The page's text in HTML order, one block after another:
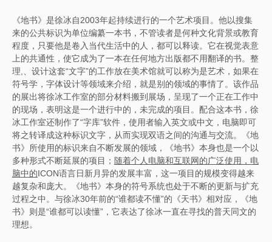
《地书》是徐冰自2003年起持续进行的一个艺术项目。他以搜集
来的公共标识为单位编纂一本书，不管读者是何种文化背景或教育
程度，只要他是卷入当代生活中的人，都可以释读。它在视觉表意
上的共通性，使它成为了一本在任何地方出版都不用翻译的书。整
理,、设计这套“文字”的工作放在美术馆就可以称为是艺术，如果在
符号学，字体设计等领域来介绍，就是别的领域的事情了。该作品
的展出将徐冰工作室的部分材料搬到展场，呈现了一个正在工作中
的现场，表明这是一个进行中的，未完成的项目。配合这本书，徐
冰工作室还制作了“字库”软件，使用者输入英文或中文，电脑即可
将之转译成这种标识文字，从而实现双语之间的沟通与交流。《地
书》所使用的标识来自不断发展的领域，《地书》本身也是一个以
多种形式不断延展的项目； 随着个人电脑和互联网的广泛使用，电
脑中的ICON语言日新月异的发展丰富，这一项目的规模变得越来
越复杂和庞大。《地书》本身的符号系统也处于不断的更新与扩充
过程之中。与徐冰30年前的“谁都读不懂”的《天书》相对应，《地
书》则是“谁都可以读懂”，它表达了徐冰一直在寻找的普天同文的
理想。